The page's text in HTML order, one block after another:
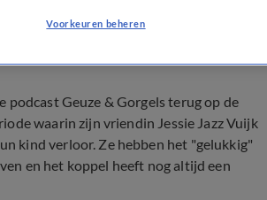
podcastGeuze & Gorgels terug op de
waarin zijn vriendin Jessie Jazz Vuijk
kind verloor. Ze hebben het "gelukkig"
en het koppel heeft nog altijd een
Voorkeuren beheren